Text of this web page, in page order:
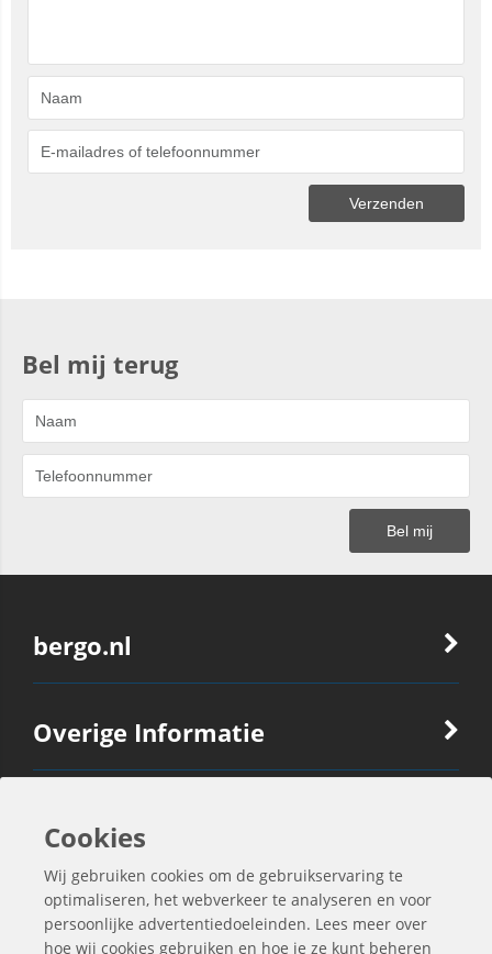
Bel mij terug
bergo.nl
Overige Informatie
Ook Interessant
Contactgegevens
Cookies
Wij gebruiken cookies om de gebruikservaring te
optimaliseren, het webverkeer te analyseren en voor
persoonlijke advertentiedoeleinden. Lees meer over
hoe wij cookies gebruiken en hoe je ze kunt beheren